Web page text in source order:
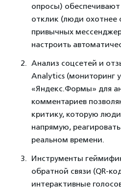
опросы)
отклик (люди охотнее
привычных
настроить
Анализ соцсетей и
Analytics (мониторинг
«Яндекс.Формы» для
комментариев
критику, которую
напрямую,
реальном времени.
Инструменты
обратной связи (QR-
интерактивные